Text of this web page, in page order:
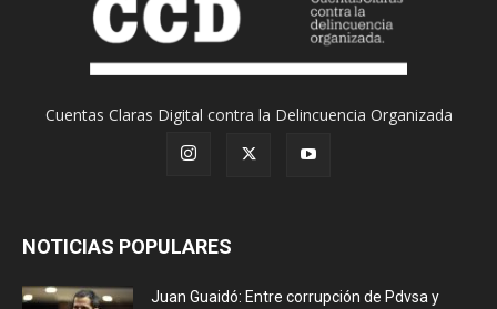
Cuentas Claras Digital contra la Delincuencia Organizada
NOTICIAS POPULARES
Juan Guaidó: Entre corrupción de Pdvsa y